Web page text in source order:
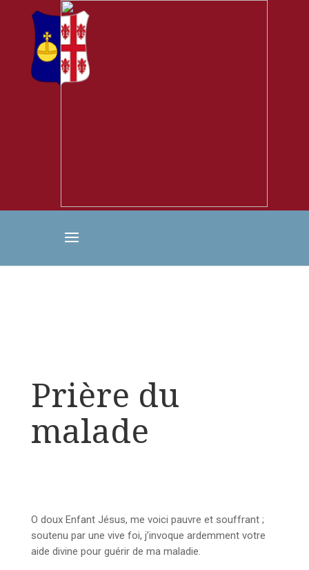
Warning
: "continue" targeting switch is equivalent to "break". Did
you mean to use "continue 2"? in
/home/clients/d58cd9dff7920f6ae456a8ab057c8a0c/sites/
jesus.icrspfrance.fr/wp-includes/pomo/plural-forms.php
Prière du
malade
O doux Enfant Jésus, me voici pauvre et souffrant ;
soutenu par une vive foi, j’invoque ardemment votre
aide divine pour guérir de ma maladie.